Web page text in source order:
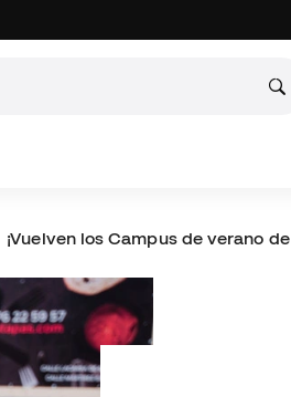
¡Vuelven los Campus de verano